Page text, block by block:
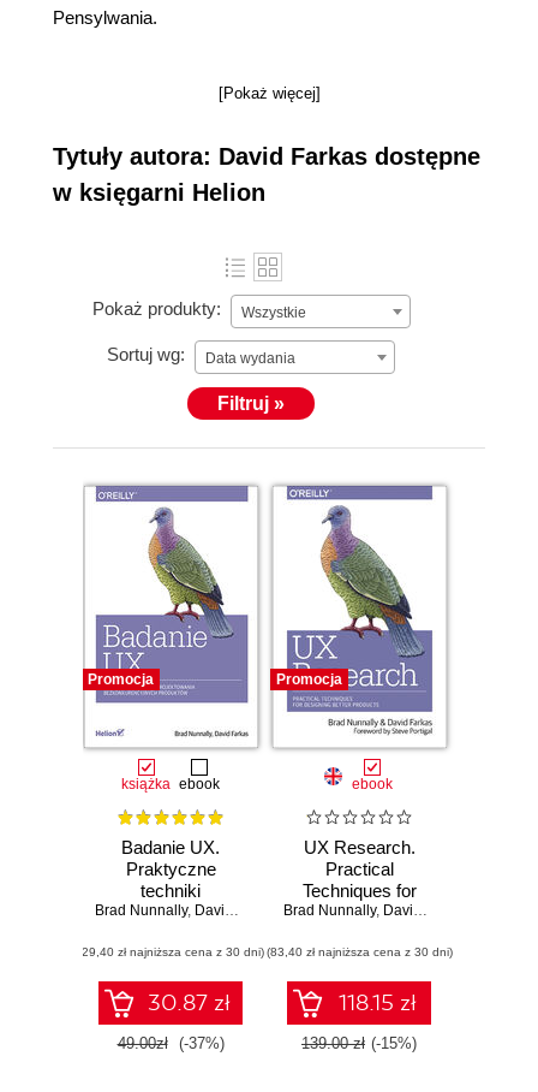
Pensylwania.
[Pokaż więcej]
Tytuły autora: David Farkas dostępne
w księgarni Helion
Pokaż produkty: Wszystkie
Sortuj wg: Data wydania
Filtruj »
Promocja
książka ebook
Badanie UX.
Praktyczne
techniki
projektowania
produktów
Brad Nunnally, David Farkas
(29,40 zł najniższa cena z 30 dni)
30.87 zł
49.00zł (-37%)
Promocja
ebook
UX Research.
Practical
Techniques for
Designing Better
Brad Nunnally, David Farkas
(83,40 zł najniższa cena z 30 dni)
118.15 zł
139.00 zł (-15%)